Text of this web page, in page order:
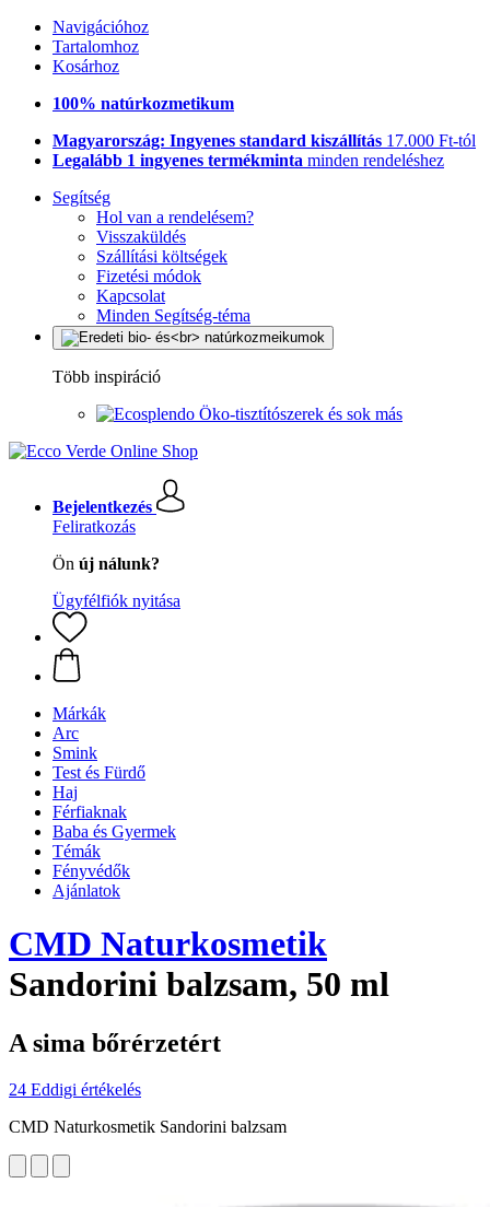
Navigációhoz
Tartalomhoz
Kosárhoz
100% natúrkozmetikum
Magyarország: Ingyenes standard kiszállítás 17.000 Ft-tól
Legalább 1 ingyenes termékminta minden rendeléshez
Segítség
Hol van a rendelésem?
Visszaküldés
Szállítási költségek
Fizetési módok
Kapcsolat
Minden Segítség-téma
Több inspiráció
Öko-tisztítószerek és sok más
Bejelentkezés
Feliratkozás
Ön új nálunk?
Ügyfélfiók nyitása
Márkák
Arc
Smink
Test és Fürdő
Haj
Férfiaknak
Baba és Gyermek
Témák
Fényvédők
Ajánlatok
CMD Naturkosmetik
Sandorini balzsam, 50 ml
A sima bőrérzetért
24 Eddigi értékelés
CMD Naturkosmetik Sandorini balzsam